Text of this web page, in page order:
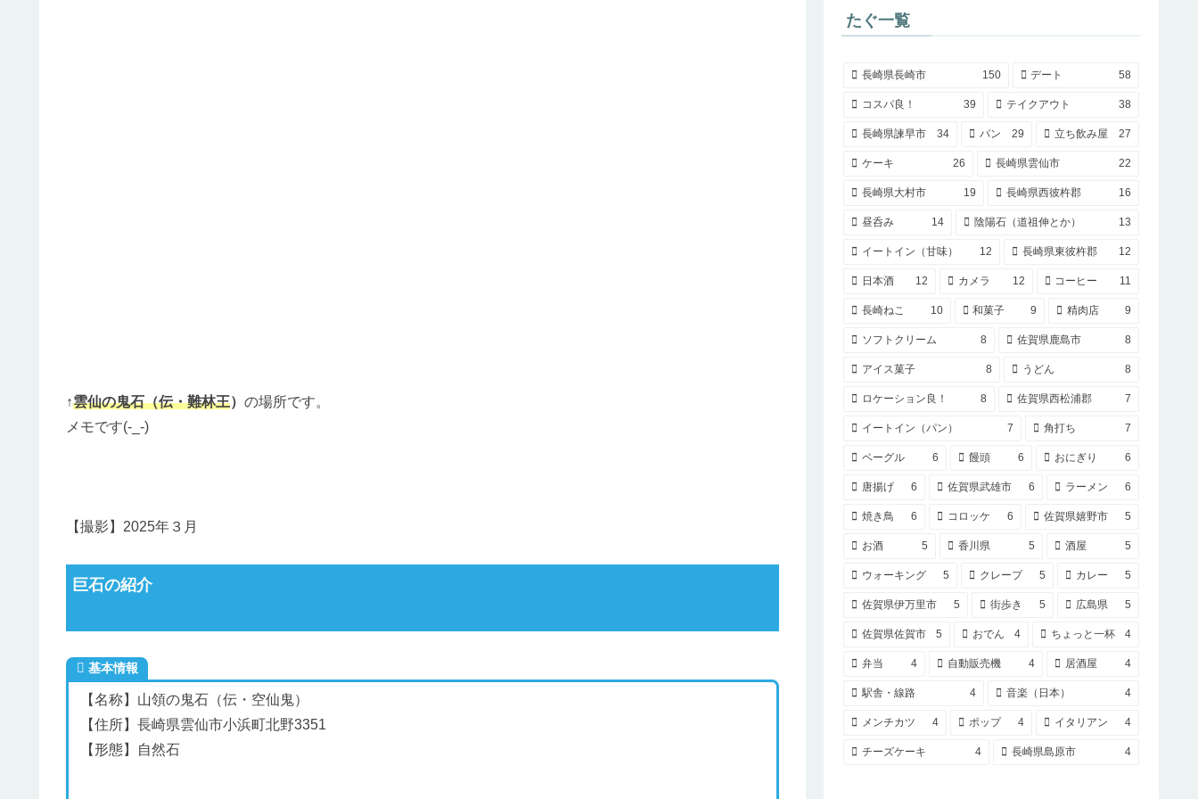
↑雲仙の鬼石（伝・難林王） の場所です。
メモです(-_-)
【撮影】2025年３月
巨石の紹介
基本情報
【名称】山領の鬼石（伝・空仙鬼）
【住所】長崎県雲仙市小浜町北野3351
【形態】自然石
たぐ一覧
長崎県長崎市 150 デート 58
コスパ良！ 39 テイクアウト 38
長崎県諫早市 34 パン 29 立ち飲み屋 27
ケーキ 26 長崎県雲仙市 22
長崎県大村市 19 長崎県西彼杵郡 16
昼呑み 14 陰陽石（道祖伸とか） 13
イートイン（甘味） 12 長崎県東彼杵郡 12
日本酒 12 カメラ 12 コーヒー 11
長崎ねこ 10 和菓子 9 精肉店 9
ソフトクリーム 8 佐賀県鹿島市 8
アイス菓子 8 うどん 8
ロケーション良！ 8 佐賀県西松浦郡 7
イートイン（パン） 7 角打ち 7
ベーグル 6 饅頭 6 おにぎり 6
唐揚げ 6 佐賀県武雄市 6 ラーメン 6
焼き鳥 6 コロッケ 6 佐賀県嬉野市 5
お酒 5 香川県 5 酒屋 5
ウォーキング 5 クレープ 5 カレー 5
佐賀県伊万里市 5 街歩き 5 広島県 5
佐賀県佐賀市 5 おでん 4 ちょっと一杯 4
弁当 4 自動販売機 4 居酒屋 4
駅舎・線路 4 音楽（日本） 4
メンチカツ 4 ポップ 4 イタリアン 4
チーズケーキ 4 長崎県島原市 4